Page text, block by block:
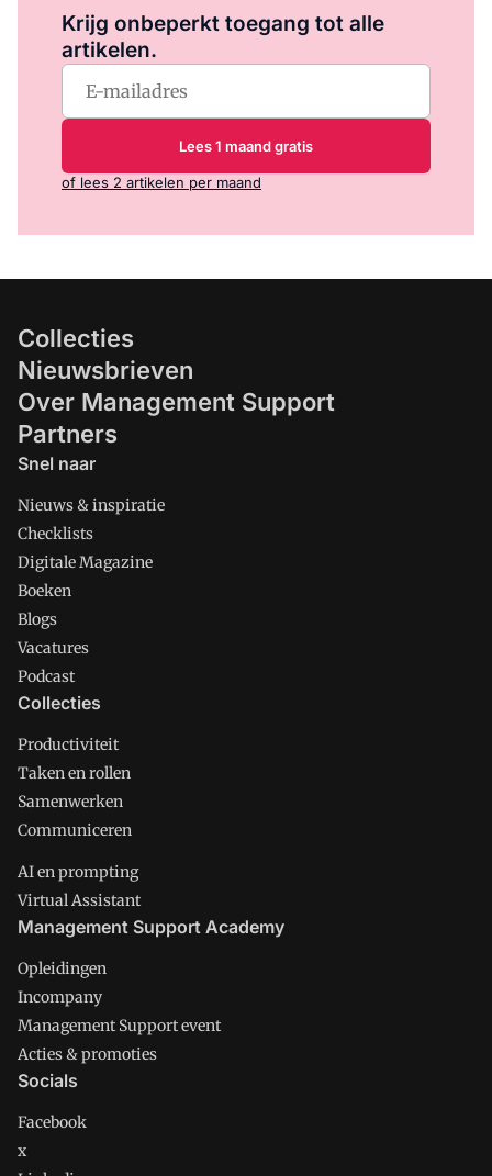
Krijg onbeperkt toegang tot alle
artikelen.
Lees 1 maand gratis
of lees 2 artikelen per maand
Collecties
Nieuwsbrieven
Over Management Support
Partners
Snel naar
Nieuws & inspiratie
Checklists
Digitale Magazine
Boeken
Blogs
Vacatures
Podcast
Collecties
Productiviteit
Taken en rollen
Samenwerken
Communiceren
AI en prompting
Virtual Assistant
Management Support Academy
Opleidingen
Incompany
Management Support event
Acties & promoties
Socials
Facebook
x